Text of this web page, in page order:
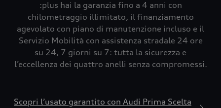
:plus hai la garanzia fino a 4 anni con
chilometraggio illimitato, il finanziamento
agevolato con piano di manutenzione incluso e il
Servizio Mobilità con assistenza stradale 24 ore
su 24, 7 giorni su 7: tutta la sicurezza e
l’eccellenza dei quattro anelli senza compromessi.
Scopri l’usato garantito con Audi Prima Scelta